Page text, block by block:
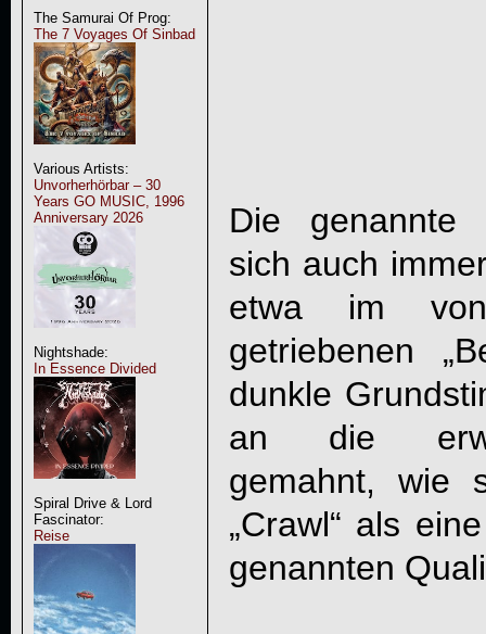
The Samurai Of Prog:
The 7 Voyages Of Sinbad
Various Artists:
Unvorherhörbar – 30
Years GO MUSIC, 1996
Anniversary 2026
Nightshade:
In Essence Divided
Spiral Drive & Lord
Fascinator:
Reise
Die genannte
sich auch
etwa im von
getriebenen
dunkle
an die
gemahnt, wie
„Crawl“ als
genannten